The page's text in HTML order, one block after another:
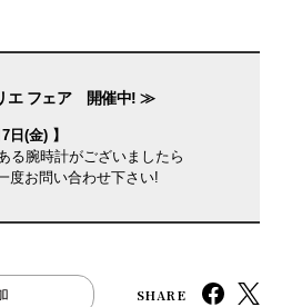
エ フェア 開催中! ≫
日(金) 】
る腕時計がございましたら
度お問い合わせ下さい!
SHARE